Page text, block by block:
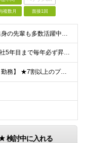
複数月 面接1回
＼未経験大歓迎！文系出身の先輩も多数活躍中／ ◆PCスキルに自信のない方も歓迎 ◆完全未経験OK ◆社会人デビューもOK ◆学歴不問 ＊*こんなアナタにオススメです*＊ ◇事務職に興味があるが、給与
＼平均年収517万円！入社5年目まで毎年必ず昇給／ ■賞与年3回 ■年収800万円以上も可 ■入社3年以上の平均年収469.2万円 月給23万2000円以上＋賞与年3回＋各種手当 ☆入社5年目まで最
【研修中はフルリモート勤務】 ★7割以上のプロジェクトでリモートワークを導入 ★一都三県のプロジェクト先 ★転居を伴う転勤なし ＜プロジェクト先＞ 東京・神奈川・千葉・埼玉でのプロジェクト先にて勤務
検討中に入れる